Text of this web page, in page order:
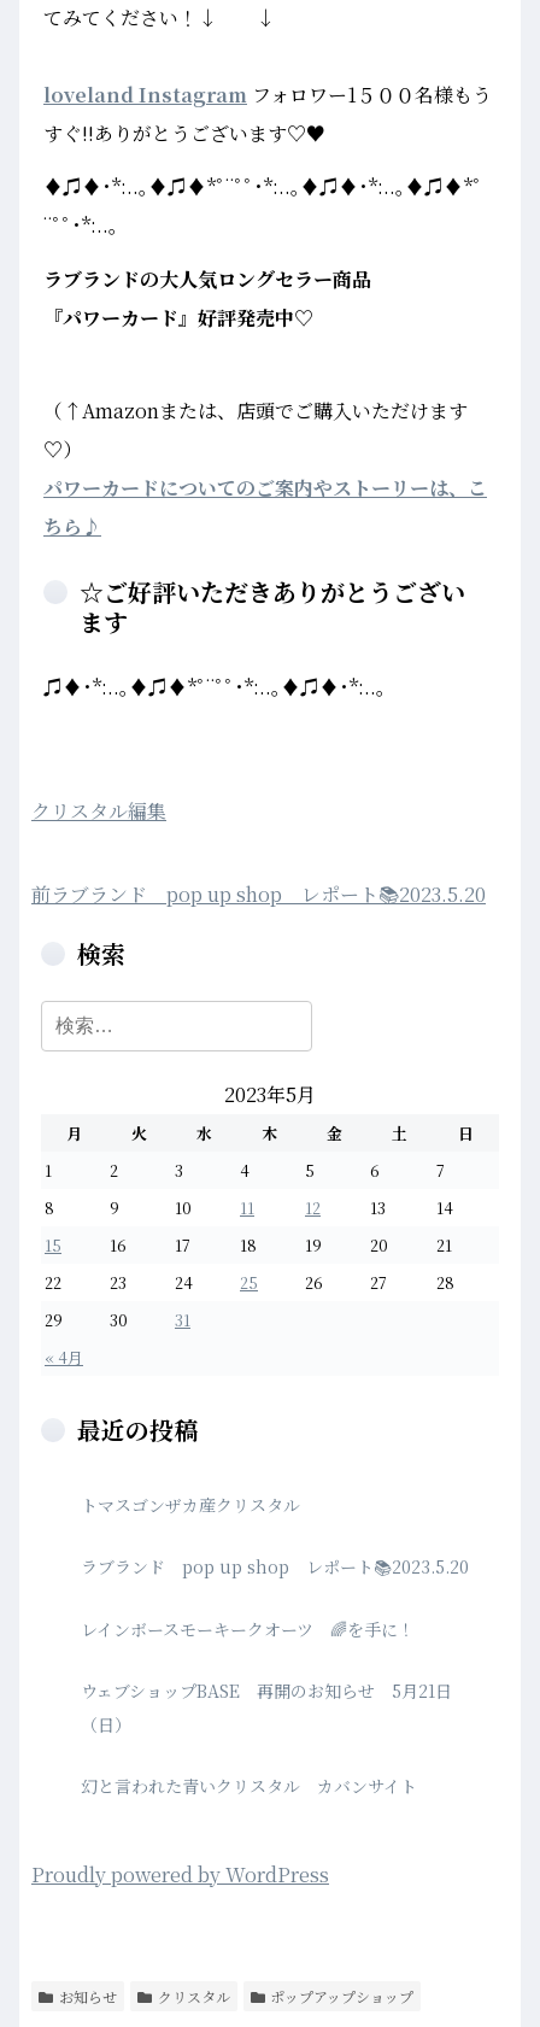
てみてください！↓ ↓
loveland Instagram フォロワー1５００名様もう
すぐ!!ありがとうございます♡♥
♦♫♦･*:..｡♦♫♦*ﾟ¨ﾟﾟ･*:..｡♦♫♦･*:..｡♦♫♦*ﾟ
¨ﾟﾟ･*:..｡
ラブランドの大人気ロングセラー商品
『パワーカード』好評発売中♡
（↑Amazonまたは、店頭でご購入いただけます
♡）
パワーカードについてのご案内やストーリーは、こ
ちら♪
☆ご好評いただきありがとうござい
ます
♫♦･*:..｡♦♫♦*ﾟ¨ﾟﾟ･*:..｡♦♫♦･*:..｡
カ
ゴ
ー
クリスタル“ト
ス
ザ
編集
稿
ビ
ー
シ
前
投
稿
前ラブランド pop up shop レポート📚2023.5.20
検索
検
索:
2023年5月
月 火 水 木 金 土 日
« 4月
1 2 3 4 5 6
7
8
9 10 11 12 13
14
15
16 17 18 19 20
21
22
23 24 25 26 27
28
29
30 31
最近の投稿
トマスゴンザカ産クリスタル
ラブランド pop up shop レポート📚2023.5.20
レインボースモーキークオーツ 🌈を手に！
ウェブショップBASE 再開のお知らせ 5月21日
（日）
幻と言われた青いクリスタル カバンサイト
Proudly powered by WordPress
お知らせ クリスタル ポップアップショップ